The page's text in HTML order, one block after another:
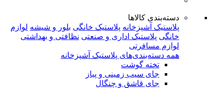
دسته‌بندی کالاها
پلاستیک آشپزخانه پلاستیک خانگی بلور و شیشه لوازم
خانگی پلاستیک اداری و صنعتی نظافتی و بهداشتی
لوازم مسافرتی
همه دسته‌بندی‌های پلاستیک آشپزخانه
تخته گوشت
جای سیب زمینی و پیاز
جای قاشق و چنگال